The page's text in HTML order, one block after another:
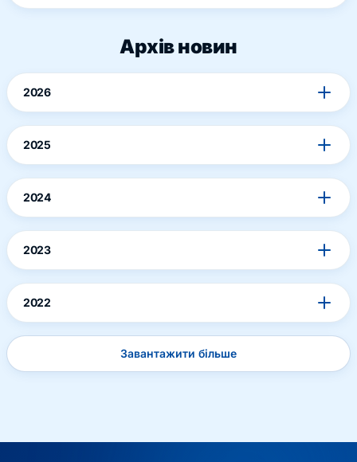
Архів новин
2026
2025
2024
2023
2022
Завантажити більше